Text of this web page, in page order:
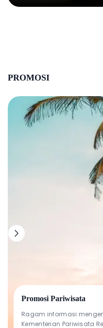
PAPUA SELATAN
PROMOSI
Promosi Pariwisata
Ragam informasi
Kementerian Pariwisata